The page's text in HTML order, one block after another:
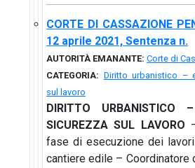
CORTE DI CASSAZIONE
12 aprile 2021, Sentenza n.
AUTORITÀ EMANANTE: Corte di
CATEGORIA: Diritto urbanistico –
sul lavoro
DIRITTO URBANISTICO
SICUREZZA SUL LAVORO
fase di esecuzione dei
cantiere edile – Coordinatore